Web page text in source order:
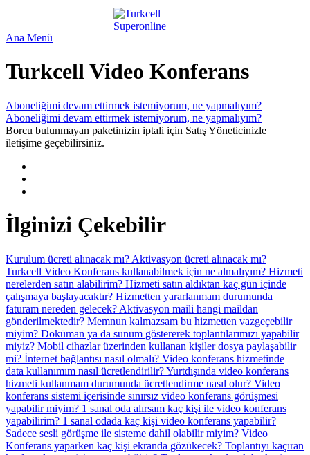
Ana Menü
Turkcell Video Konferans
Aboneliğimi devam ettirmek istemiyorum, ne yapmalıyım?
Aboneliğimi devam ettirmek istemiyorum, ne yapmalıyım?
Borcu bulunmayan paketinizin iptali için Satış Yöneticinizle
iletişime geçebilirsiniz.
İlginizi Çekebilir
Kurulum ücreti alınacak mı? Aktivasyon ücreti alınacak mı?
Turkcell Video Konferans kullanabilmek için ne almalıyım? Hizmeti
nerelerden satın alabilirim? Hizmeti satın aldıktan kaç gün içinde
çalışmaya başlayacaktır? Hizmetten yararlanmam durumunda
faturam nereden gelecek? Aktivasyon maili hangi maildan
gönderilmektedir? Memnun kalmazsam bu hizmetten vazgeçebilir
miyim? Doküman ya da sunum göstererek toplantılarımızı yapabilir
miyiz? Mobil cihazlar üzerinden kullanan kişiler dosya paylaşabilir
mi? İnternet bağlantısı nasıl olmalı? Video konferans hizmetinde
data kullanımım nasıl ücretlendirilir?Yurtdışında video konferans
hizmeti kullanmam durumunda ücretlendirme nasıl olur? Video
konferans sistemi içerisinde sınırsız video konferans görüşmesi
yapabilir miyim? 1 sanal oda alırsam kaç kişi ile video konferans
yapabilirim? 1 sanal odada kaç kişi video konferans yapabilir?
Sadece sesli görüşme ile sisteme dahil olabilir miyim? Video
Konferans yaparken kaç kişi ekranda gözükecek? Toplantıyı kaçıran